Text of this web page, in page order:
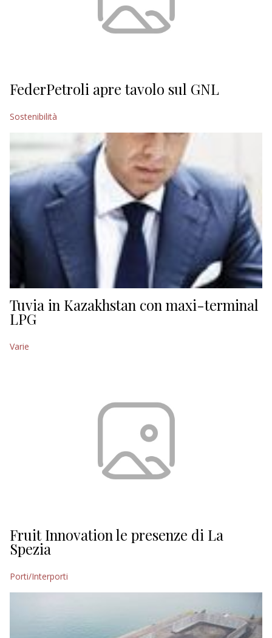
FederPetroli apre tavolo sul GNL
Sostenibilità
Tuvia in Kazakhstan con maxi-terminal
LPG
Varie
Fruit Innovation le presenze di La
Spezia
Porti/Interporti